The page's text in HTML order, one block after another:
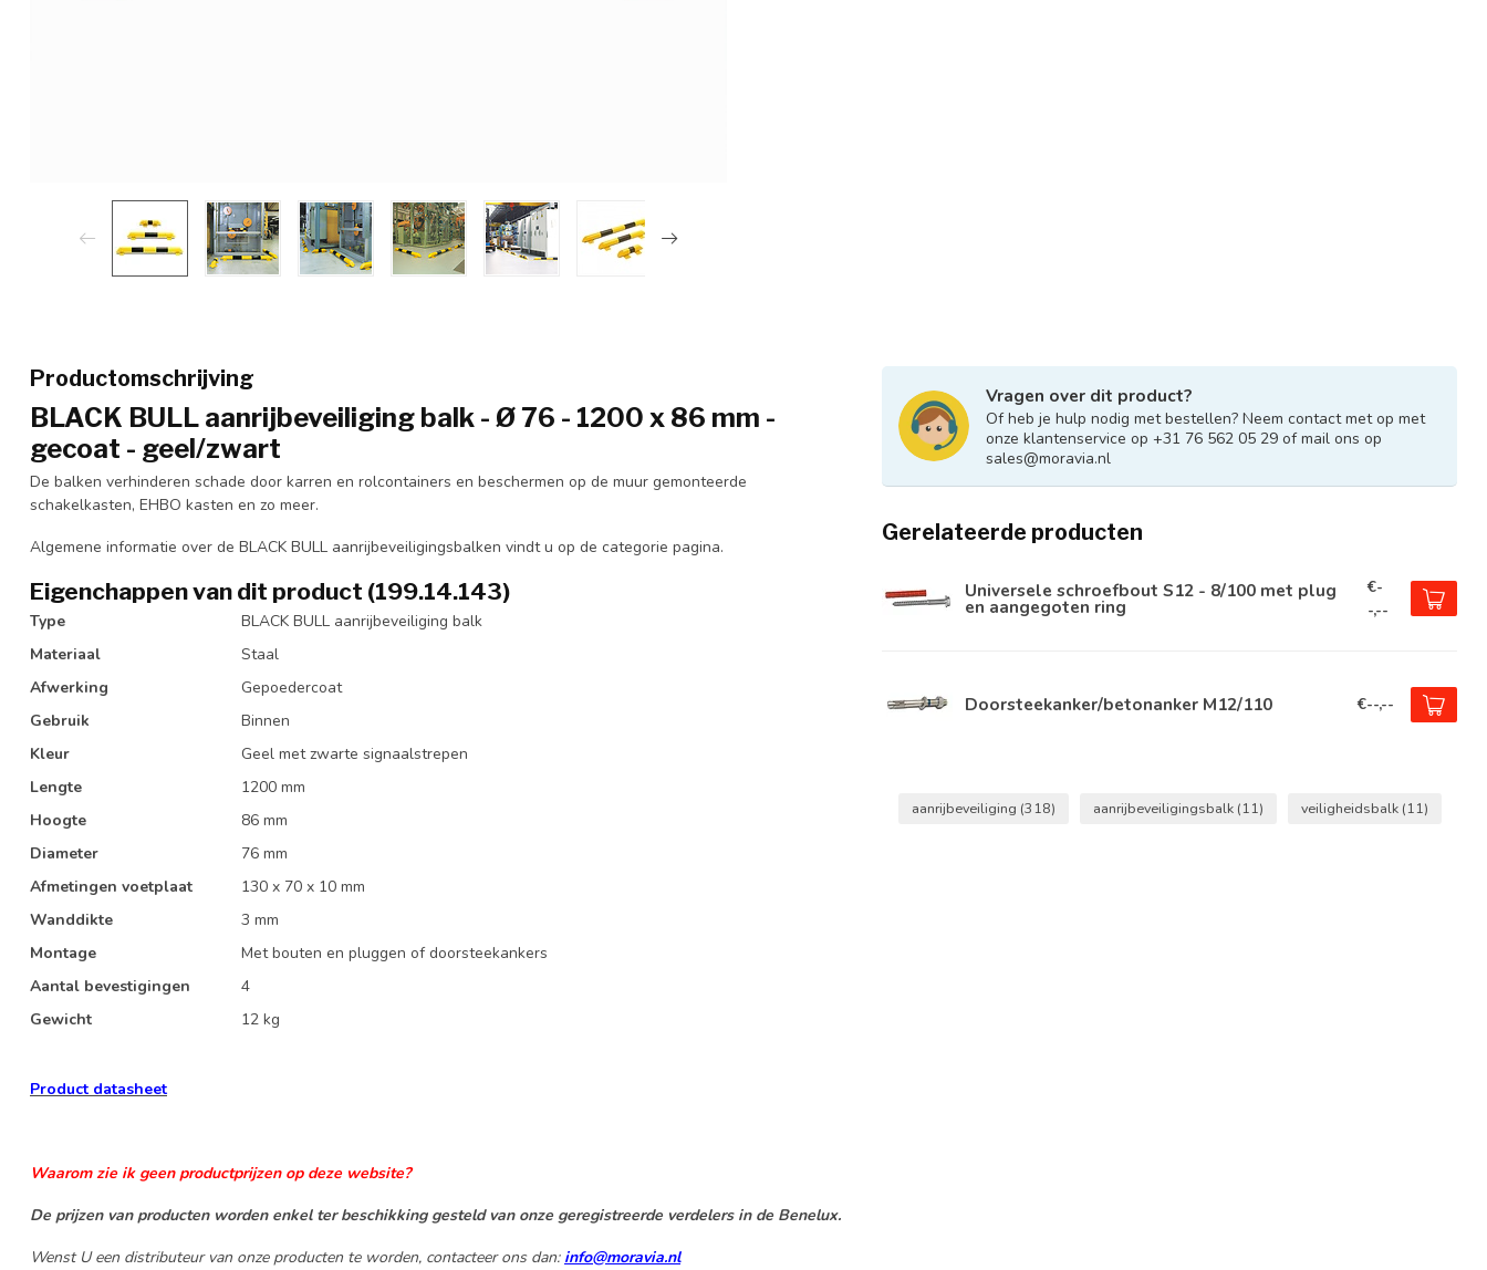
Productomschrijving
BLACK BULL aanrijbeveiliging balk - Ø 76 - 1200 x 86 mm -
gecoat - geel/zwart
De balken verhinderen schade door karren en rolcontainers en beschermen op de muur gemonteerde
schakelkasten, EHBO kasten en zo meer.
Algemene informatie over de BLACK BULL aanrijbeveiligingsbalken vindt u op de categorie pagina.
Eigenchappen van dit product (199.14.143)
Type
BLACK BULL aanrijbeveiliging balk
Materiaal
Staal
Afwerking
Gepoedercoat
Gebruik
Binnen
Kleur
Geel met zwarte signaalstrepen
Lengte
1200 mm
Hoogte
86 mm
Diameter
76 mm
Afmetingen voetplaat
130 x 70 x 10 mm
Wanddikte
3 mm
Montage
Met bouten en pluggen of doorsteekankers
Aantal bevestigingen
4
Gewicht
12 kg
Product datasheet
Waarom zie ik geen productprijzen op deze website?
De prijzen van producten worden enkel ter beschikking gesteld van onze geregistreerde verdelers in de Benelux.
Wenst U een distributeur van onze producten te worden, contacteer ons dan: info@moravia.nl
Vragen over dit product?
Of heb je hulp nodig met bestellen? Neem contact met op met
onze klantenservice op +31 76 562 05 29 of mail ons op
sales@moravia.nl
Gerelateerde producten
Universele schroefbout S12 - 8/100 met plug
en aangegoten ring
€-
-,--
Doorsteekanker/betonanker M12/110 €--,--
aanrijbeveiliging (318) aanrijbeveiligingsbalk (11) veiligheidsbalk (11)